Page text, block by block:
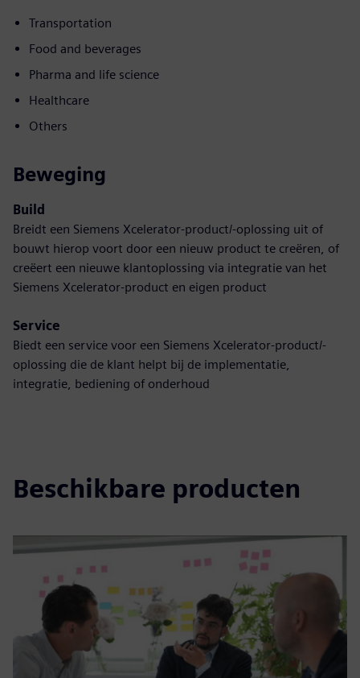
Transportation
Food and beverages
Pharma and life science
Healthcare
Others
Beweging
Build
Breidt een Siemens Xcelerator-product/-oplossing uit of
bouwt hierop voort door een nieuw product te creëren, of
creëert een nieuwe klantoplossing via integratie van het
Siemens Xcelerator-product en eigen product
Service
Biedt een service voor een Siemens Xcelerator-product/-
oplossing die de klant helpt bij de implementatie,
integratie, bediening of onderhoud
Beschikbare producten